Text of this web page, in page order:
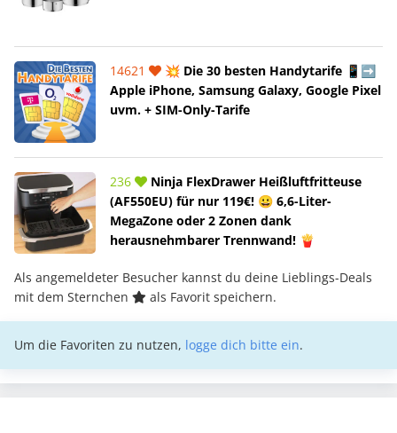
14621
💥 Die 30 besten Handytarife 📱➡️
Apple iPhone, Samsung Galaxy, Google Pixel
uvm. + SIM-Only-Tarife
236
Ninja FlexDrawer Heißluftfritteuse
(AF550EU) für nur 119€! 😀 6,6-Liter-
MegaZone oder 2 Zonen dank
herausnehmbarer Trennwand! 🍟
Als angemeldeter Besucher kannst du deine Lieblings-Deals
mit dem Sternchen
als Favorit speichern.
Um die Favoriten zu nutzen, logge dich bitte ein.